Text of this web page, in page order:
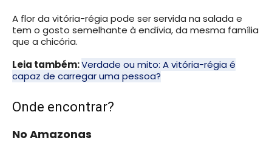
A flor da vitória-régia pode ser servida na salada e
tem o gosto semelhante à endívia, da mesma família
que a chicória.
Leia também:Verdade ou mito: A vitória-régia é
capaz de carregar uma pessoa?
Onde encontrar?
No Amazonas